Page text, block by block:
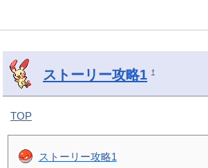
ストーリー攻略1 †
TOP
ストーリー攻略1